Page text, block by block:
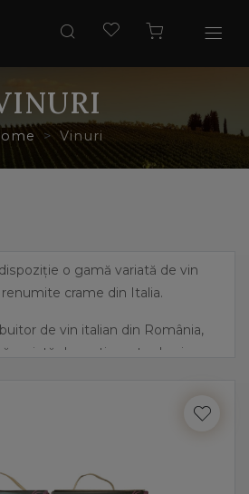
Vinuri
o gamă variată de vin
crame din Italia.
de vin italian din România,
variată de sortimente de vin,
din lume. Acest vin italian